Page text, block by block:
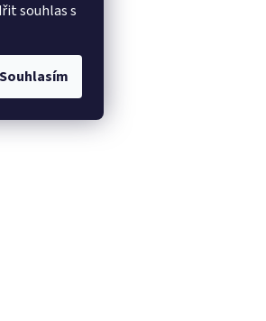
souhlas s
Souhlasím